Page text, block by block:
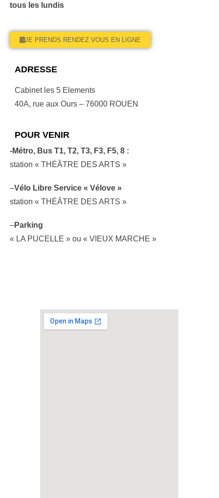
tous les lundis
JE PRENDS RENDEZ VOUS EN LIGNE
ADRESSE
Cabinet les 5 Elements
40A, rue aux Ours – 76000 ROUEN
POUR VENIR
-Métro, Bus T1, T2, T3, F3, F5, 8 :
station « THÉÂTRE DES ARTS »
–Vélo Libre Service « Vélove »
station « THÉÂTRE DES ARTS »
–Parking
« LA PUCELLE » ou « VIEUX MARCHE »